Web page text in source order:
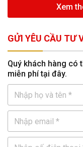
Xem
GỬI YÊU CẦU TƯ
Quý khách hàng có
miễn phí tại đây.